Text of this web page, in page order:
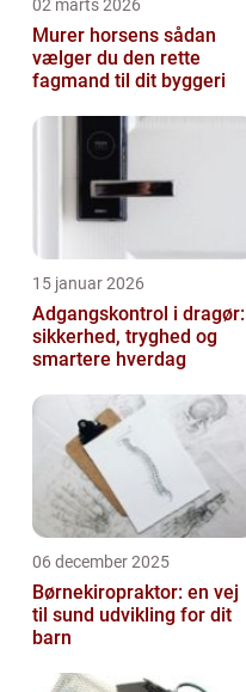
02 marts 2026
Murer horsens sådan
vælger du den rette
fagmand til dit byggeri
15 januar 2026
Adgangskontrol i dragør:
sikkerhed, tryghed og
smartere hverdag
06 december 2025
Børnekiropraktor: en vej
til sund udvikling for dit
barn